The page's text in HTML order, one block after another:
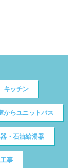
キッチン
からユニットバス
・石油給湯器
事